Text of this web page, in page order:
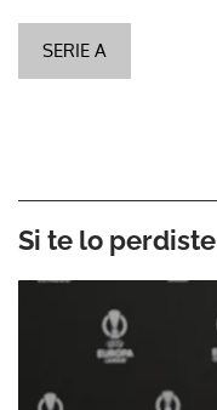
SERIE A
Si te lo perdiste